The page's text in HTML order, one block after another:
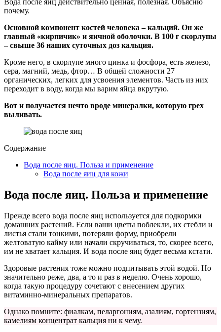
Вода после яиц действительно ценная, полезная. Объясню
почему.
Основной компонент костей человека – кальций. Он же
главный «кирпичик» и яичной оболочки. В 100 г скорлупы
– свыше 36 наших суточных доз кальция.
Кроме него, в скорлупе много цинка и фосфора, есть железо,
сера, магний, медь, фтор… В общей сложности 27
органических, легких для усвоения элементов. Часть из них
переходит в воду, когда мы варим яйца вкрутую.
Вот и получается нечто вроде минералки, которую грех
выливать.
Содержание
Вода после яиц. Польза и применение
Вода после яиц для кожи
Вода после яиц. Польза и применение
Прежде всего вода после яиц используется для подкормки
домашних растений. Если ваши цветы поблекли, их стебли и
листья стали тонкими, потеряли форму, приобрели
желтоватую кайму или начали скручиваться, то, скорее всего,
им не хватает кальция. И вода после яиц будет весьма кстати.
Здоровые растения тоже можно подпитывать этой водой. Но
значительно реже, два, а то и раз в неделю. Очень хорошо,
когда такую процедуру сочетают с внесением других
витаминно-минеральных препаратов.
Однако помните: фиалкам, пеларгониям, азалиям, гортензиям,
камелиям концентрат кальция ни к чему.